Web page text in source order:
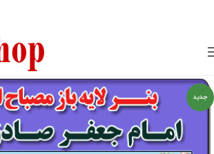
جدید